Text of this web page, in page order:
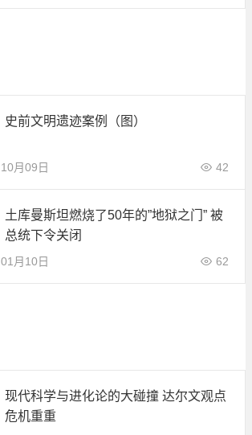
史前文明遗迹案例（图）
10月09日 42
土库曼斯坦燃烧了50年的”地狱之门” 被
总统下令关闭
01月10日 62
现代科学与进化论的大碰撞 达尔文观点
危机重重